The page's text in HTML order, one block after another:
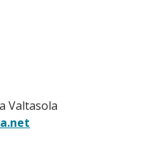
Valtasola